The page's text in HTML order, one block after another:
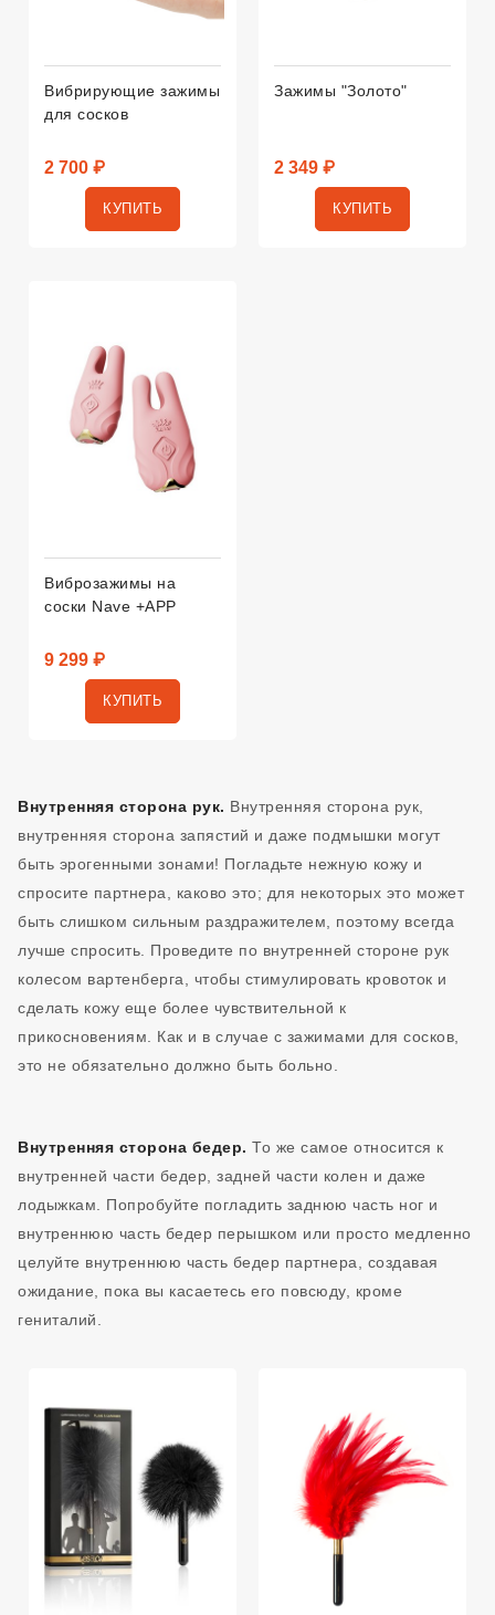
Вибрирующие зажимы
для сосков
2 700 ₽
КУПИТЬ
Зажимы "Золото"
2 349 ₽
КУПИТЬ
Виброзажимы на
соски Nave +APP
9 299 ₽
КУПИТЬ
Внутренняя сторона рук. Внутренняя сторона рук,
внутренняя сторона запястий и даже подмышки могут
быть эрогенными зонами! Погладьте нежную кожу и
спросите партнера, каково это; для некоторых это может
быть слишком сильным раздражителем, поэтому всегда
лучше спросить. Проведите по внутренней стороне рук
колесом вартенберга, чтобы стимулировать кровоток и
сделать кожу еще более чувствительной к
прикосновениям. Как и в случае с зажимами для сосков,
это не обязательно должно быть больно.
Внутренняя сторона бедер. То же самое относится к
внутренней части бедер, задней части колен и даже
лодыжкам. Попробуйте погладить заднюю часть ног и
внутреннюю часть бедер перышком или просто медленно
целуйте внутреннюю часть бедер партнера, создавая
ожидание, пока вы касаетесь его повсюду, кроме
гениталий.